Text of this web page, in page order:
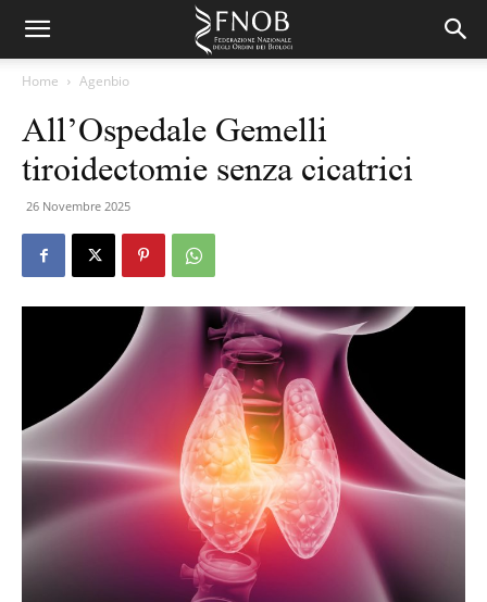
Home Agenbio
All’Ospedale Gemelli
tiroidectomie senza cicatrici
26 Novembre 2025